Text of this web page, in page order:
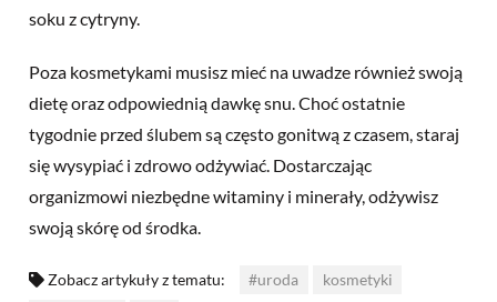
soku z cytryny.
Poza kosmetykami musisz mieć na uwadze również swoją
dietę oraz odpowiednią dawkę snu. Choć ostatnie
tygodnie przed ślubem są często gonitwą z czasem, staraj
się wysypiać i zdrowo odżywiać. Dostarczając
organizmowi niezbędne witaminy i minerały, odżywisz
swoją skórę od środka.
Zobacz artykuły z tematu: #uroda
kosmetyki